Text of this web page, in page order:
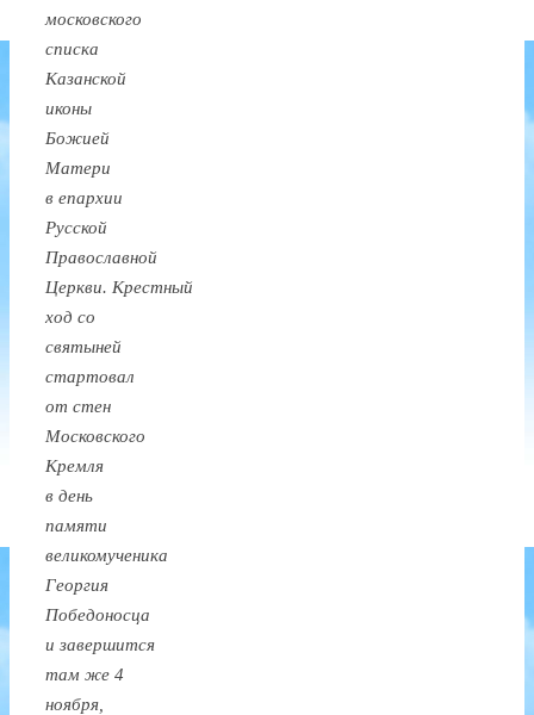
московского
списка
Казанской
иконы
Божией
Матери
в епархии
Русской
Православной
Церкви. Крестный
ход со
святыней
стартовал
от стен
Московского
Кремля
в день
памяти
великомученика
Георгия
Победоносца
и завершится
там же 4
ноября,